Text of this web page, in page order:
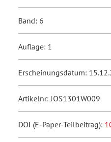
Band: 6
Auflage: 1
Erscheinungsdatum:
Artikelnr: JOS1301W009
DOI (E-Paper-Teilbeitrag):